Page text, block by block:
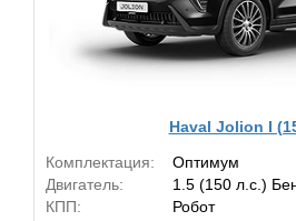
Haval Jolion I
Комплектация:
Оптимум
Двигатель:
1.5 (150 л.с.)
КПП:
Робот